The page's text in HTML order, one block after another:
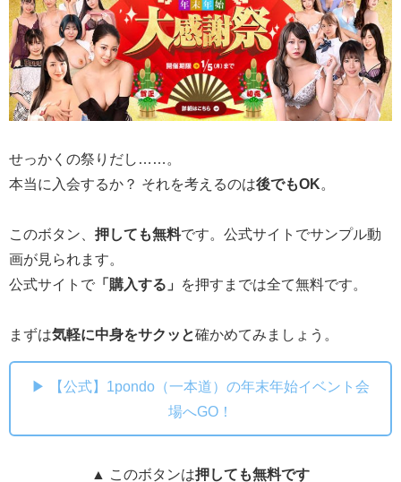
せっかくの祭りだし……。
本当に入会するか？ それを考えるのは後でもOK
このボタン、 押しても無料です。公式サイトでサンプル動
画が見られます。
公式サイトで 「購入する」 を押すまでは全て無料です。
まずは気軽に中身をサクッと確かめてみましょう。
▶ 【公式】1pondo（一本道）の年末年始イベント会
場へGO！
▲ このボタンは押しても無料です